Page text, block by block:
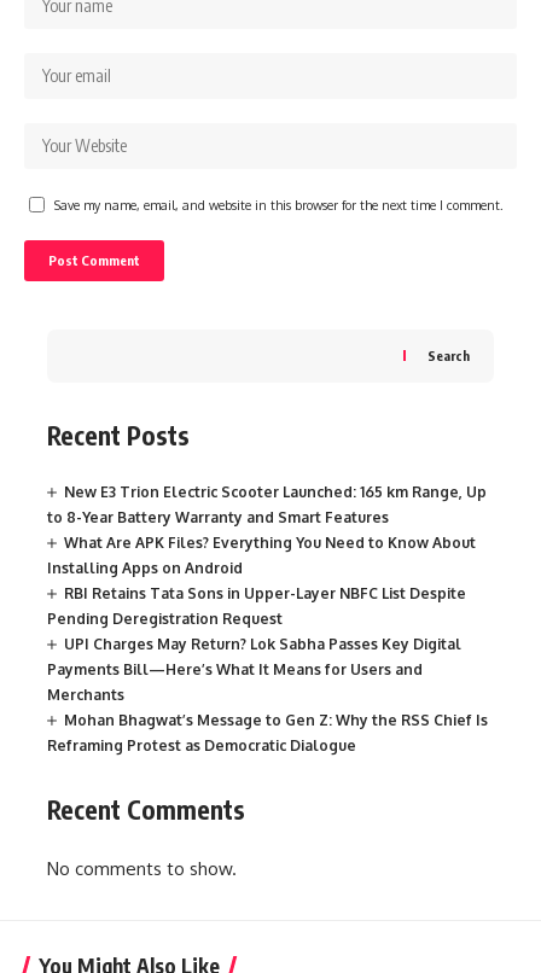
Save my name, email, and website in this browser for the next time I comment.
Search
Recent Posts
New E3 Trion Electric Scooter Launched: 165 km Range, Up
to 8-Year Battery Warranty and Smart Features
What Are APK Files? Everything You Need to Know About
Installing Apps on Android
RBI Retains Tata Sons in Upper-Layer NBFC List Despite
Pending Deregistration Request
UPI Charges May Return? Lok Sabha Passes Key Digital
Payments Bill—Here’s What It Means for Users and
Merchants
Mohan Bhagwat’s Message to Gen Z: Why the RSS Chief Is
Reframing Protest as Democratic Dialogue
Recent Comments
No comments to show.
You Might Also Like